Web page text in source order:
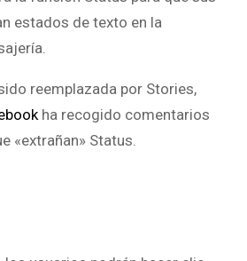
estados de texto en la
reemplazada por Stories,
ha recogido comentarios
«extrañan» Status.